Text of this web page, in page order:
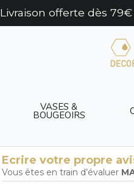
Livraison offerte dès
VASES &
BOUGEOIRS
Ecrire votre propre
Vous êtes en train d’évaluer